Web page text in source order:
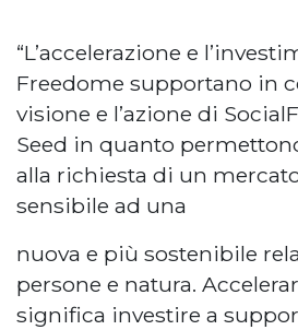
“L’accelerazione e
Freedome supportano in
visione e l’azione di
Seed in quanto
alla richiesta di un
sensibile ad una
nuova e più sostenibile
persone e natura.
significa investire a